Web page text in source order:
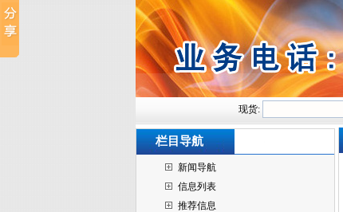
现货:
栏目导航
新闻导航
信息列表
推荐信息